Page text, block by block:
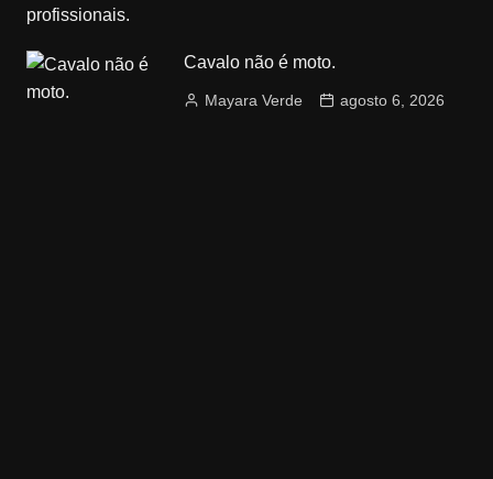
Cavalo não é moto.
Mayara Verde agosto 6, 2026